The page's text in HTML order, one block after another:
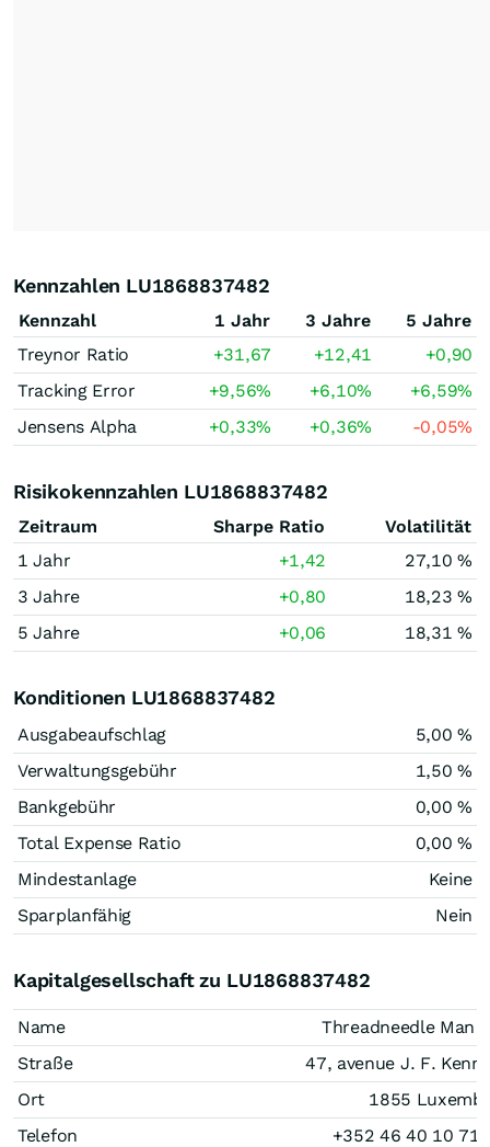
Kennzahlen LU1868837482
Kennzahl 1 Jahr 3 Jahre
5 Jahre
Treynor Ratio
+31,67 +12,41
+0,90
Tracking Error
+9,56% +6,10% +6,59%
Jensens Alpha
+0,33% +0,36% -0,05%
Risikokennzahlen LU1868837482
Zeitraum Sharpe Ratio
Volatilität
1 Jahr
+1,42
27,10 %
3 Jahre
+0,80
18,23 %
5 Jahre
+0,06 18,31 %
Konditionen LU1868837482
Ausgabeaufschlag
5,00 %
Verwaltungsgebühr
1,50 %
Bankgebühr
0,00 %
Total Expense Ratio
0,00 %
Mindestanlage
Keine
Sparplanfähig
Nein
Kapitalgesellschaft zu LU1868837482
Name
Threadneedle Man
Straße
47, avenue J. F.
Ort
1855
Telefon
+352 46 40 10